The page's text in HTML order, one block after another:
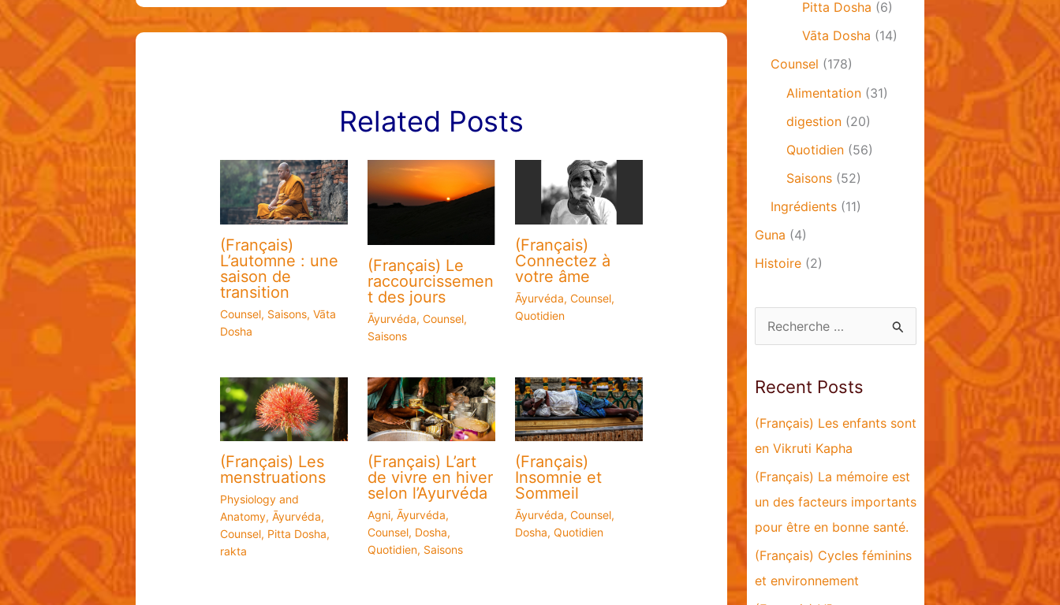
Related Posts
(Français)
L’automne : une
saison de
transition
Counsel, Saisons, Vāta
Dosha
(Français) Le
raccourcissemen
t des jours
Āyurvéda, Counsel,
Saisons
(Français)
Connectez à
votre âme
Āyurvéda,Counsel,
Quotidien
(Français) Les
menstruations
Physiology and
Anatomy, Āyurvéda,
Counsel, Pitta Dosha,
rakta
(Français) L’art
de vivre en hiver
selon l’Ayurvéda
Agni, Āyurvéda,
Counsel, Dosha,
Quotidien, Saisons
(Français)
Insomnie et
Sommeil
Āyurvéda,Counsel,
Dosha,Quotidien
Pitta Dosha (6)
Vāta Dosha (14)
Counsel (178)
Alimentation (31)
digestion (20)
Quotidien (56)
Saisons (52)
Ingrédients (11)
Guna (4)
Histoire (2)
e
r
c
h
f
o
r
Recent Posts
(Français) Les enfants sont
en Vikruti Kapha
(Français) La mémoire est
un des facteurs importants
pour être en bonne santé.
(Français) Cycles féminins
et environnement